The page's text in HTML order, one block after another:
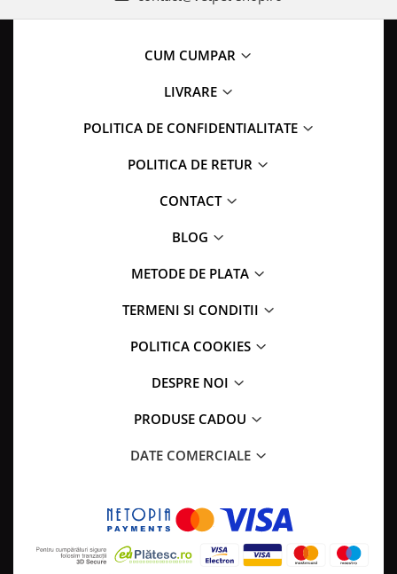
CUM CUMPAR
LIVRARE
POLITICA DE CONFIDENTIALITATE
POLITICA DE RETUR
CONTACT
BLOG
METODE DE PLATA
TERMENI SI CONDITII
POLITICA COOKIES
DESPRE NOI
PRODUSE CADOU
DATE COMERCIALE